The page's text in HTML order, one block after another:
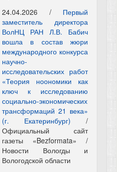
24.04.2026 / Первый
заместитель директора
ВолНЦ РАН Л.В. Бабич
вошла в состав жюри
международного конкурса
научно-
исследовательских работ
«Теория ноономики как
ключ к исследованию
социально-экономических
трансформаций 21 века»
(г. Екатеринбург) /
Официальный сайт
газеты «Bezformata» /
Новости Вологды и
Вологодской области